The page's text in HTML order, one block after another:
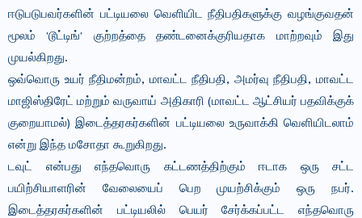
ஈடுபடுபவர்களின் பட்டியலை வெளியிட நீதிபதிகளுக்கு வழங்குவதன்
மூலம் 'டூட்டிங்' குற்றத்தை தண்டனைக்குரியதாக மாற்றவும் இது
முயல்கிறது.
ஒவ்வொரு உயர் நீதிமன்றம், மாவட்ட நீதிபதி, அமர்வு நீதிபதி, மாவட்ட
மாஜிஸ்திரேட் மற்றும் வருவாய் அதிகாரி (மாவட்ட ஆட்சியர் பதவிக்குக்
குறையாமல்) இடைத்தரகர்களின் பட்டியலை உருவாக்கி வெளியிடலாம்
என்று இந்த மசோதா கூறுகிறது.
டவுட் என்பது எந்தவொரு கட்டணத்திற்கும் ஈடாக ஒரு சட்ட
பயிற்சியாளரின் வேலையைப் பெற முயற்சிக்கும் ஒரு நபர்.
இடைத்தரகர்களின் பட்டியலில் பெயர் சேர்க்கப்பட்ட எந்தவொரு